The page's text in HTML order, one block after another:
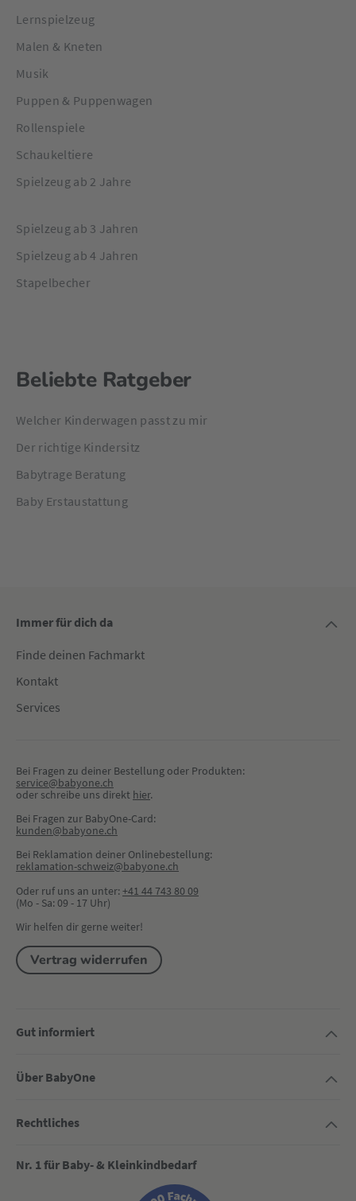
Lernspielzeug
Malen & Kneten
Musik
Puppen & Puppenwagen
Rollenspiele
Schaukeltiere
Spielzeug ab 2 Jahre
Spielzeug ab 3 Jahren
Spielzeug ab 4 Jahren
Stapelbecher
Beliebte Ratgeber
Welcher Kinderwagen passt zu mir
Der richtige Kindersitz
Babytrage Beratung
Baby Erstaustattung
Immer für dich da
Finde deinen Fachmarkt
Kontakt
Services
Bei Fragen zu deiner Bestellung oder Produkten:
service@babyone.ch
oder schreibe uns direkt hier.
Bei Fragen zur BabyOne-Card:
kunden@babyone.ch
Bei Reklamation deiner Onlinebestellung:
reklamation-schweiz@babyone.ch
Oder ruf uns an unter:+41 44 743 80 09
(Mo - Sa: 09 - 17 Uhr)
Wir helfen dir gerne weiter!
Vertrag widerrufen
Gut informiert
Über BabyOne
Rechtliches
Nr. 1 für Baby- & Kleinkindbedarf